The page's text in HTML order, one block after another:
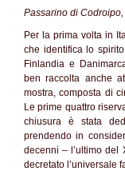
Passarino di
Per la prima volta in
che identifica lo
Finlandia e
ben raccolta anche
mostra, composta di
Le prime quattro
chiusura è stata
prendendo in
decenni – l’ultimo
decretato l’universale